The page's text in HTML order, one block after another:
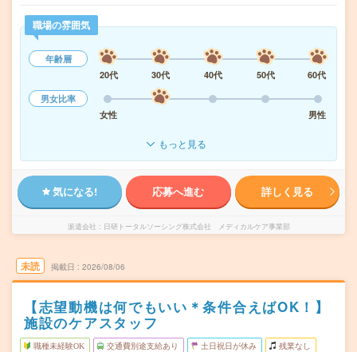
職場の雰囲気
年齢層
20代
30代 40代 50代
60代
男女比率
女性
男性
もっと見る
気になる! 応募へ進む 詳しく見る
派遣会社 日研トータルソーシング株式会社 メディカルケア事業部
未読 掲載日 2026/08/06
【志望動機は何でもいい＊条件合えばOK！】
施設のケアスタッフ
職種未経験OK 交通費別途支給あり 土日祝日が休み 残業なし